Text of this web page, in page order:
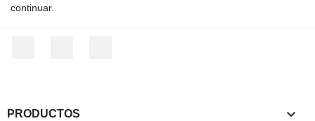
continuar.
PRODUCTOS 